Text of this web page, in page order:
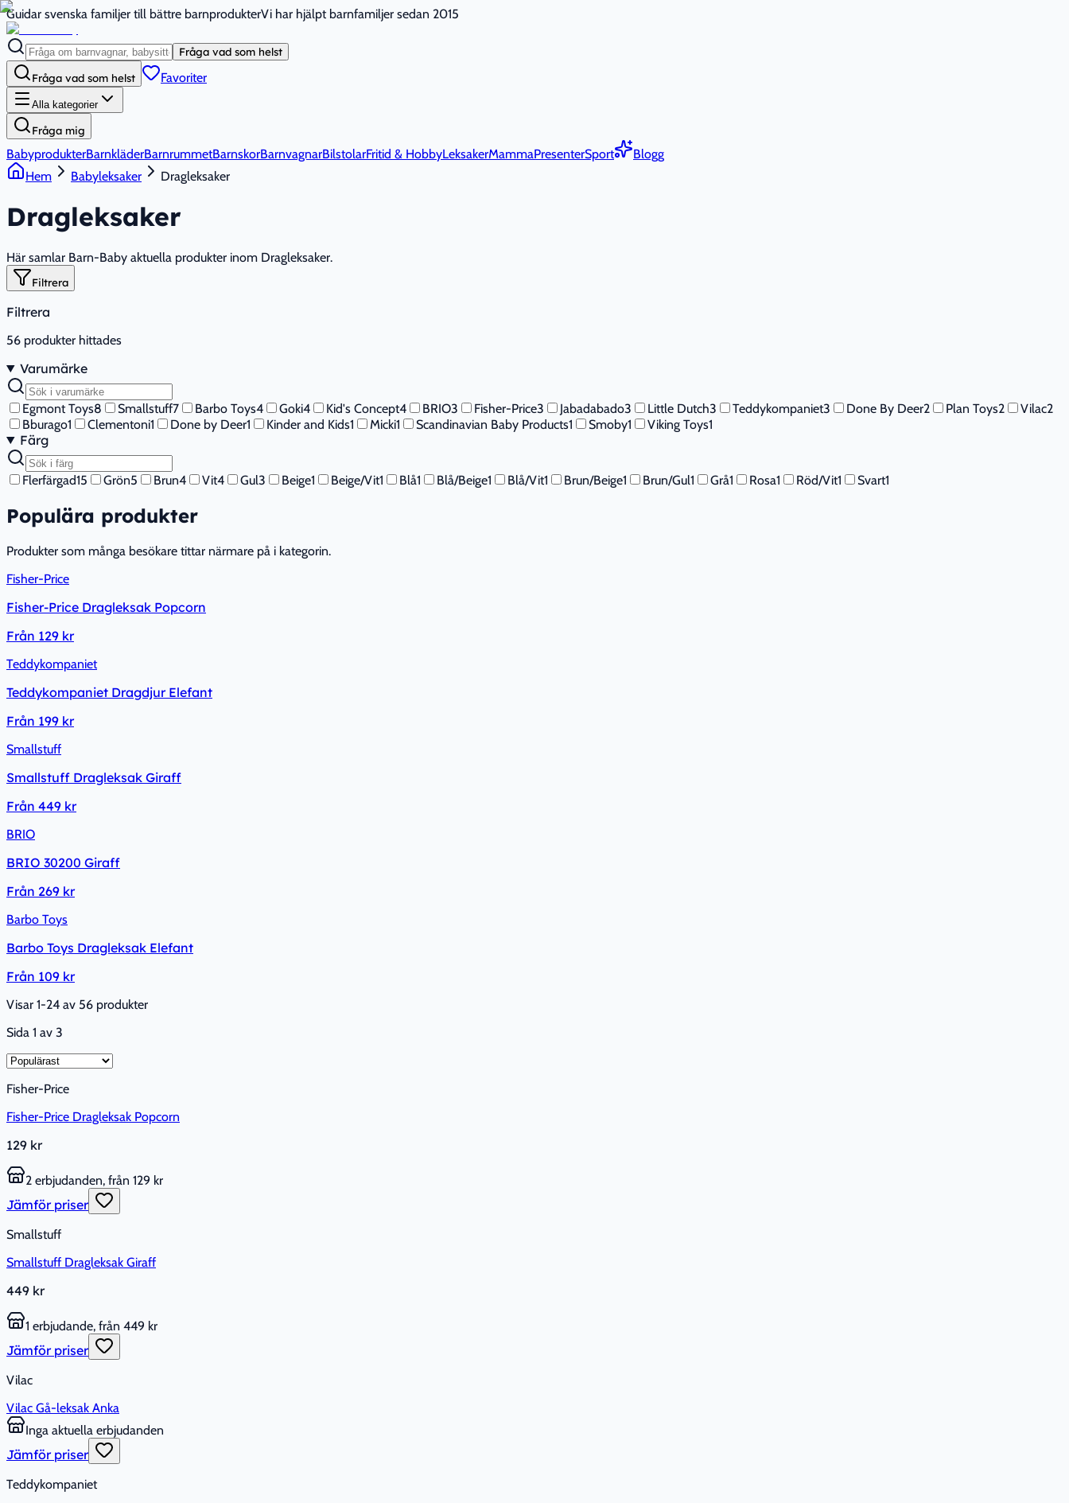
Guidar svenska familjer till bättre barnprodukterVi har hjälpt barnfamiljer sedan 2015
Fråga vad som helst
Fråga vad som helst Favoriter
Alla kategorier
Fråga mig
BabyprodukterBarnkläderBarnrummetBarnskorBarnvagnarBilstolarFritid & HobbyLeksakerMammaPresenterSport
Blogg
Hem
Babyleksaker Dragleksaker
Dragleksaker
Här samlar Barn-Baby aktuella produkter inom Dragleksaker.
Filtrera
Filtrera
56 produkter hittades
Varumärke
Egmont Toys8 Smallstuff7 Barbo Toys4 Goki4 Kid's Concept4 BRIO3 Fisher-Price3 Jabadabado3 Little Dutch3 Teddykompaniet3 Done By Deer2 Plan Toys2 Vilac2
Bburago1 Clementoni1 Done by Deer1 Kinder and Kids1 Micki1 Scandinavian Baby Products1 Smoby1 Viking Toys1
Färg
Flerfärgad15 Grön5 Brun4 Vit4 Gul3 Beige1 Beige/Vit1 Blå1 Blå/Beige1 Blå/Vit1 Brun/Beige1 Brun/Gul1 Grå1 Rosa1 Röd/Vit1 Svart1
Populära produkter
Produkter som många besökare tittar närmare på i kategorin.
Fisher-Price
Fisher-Price Dragleksak Popcorn
Från 129 kr
Teddykompaniet
Teddykompaniet Dragdjur Elefant
Från 199 kr
Smallstuff
Smallstuff Dragleksak Giraff
Från 449 kr
BRIO
BRIO 30200 Giraff
Från 269 kr
Barbo Toys
Barbo Toys Dragleksak Elefant
Från 109 kr
Visar 1-24 av 56 produkter
Sida 1 av 3
Fisher-Price
Fisher-Price Dragleksak Popcorn
129 kr
2 erbjudanden, från 129 kr
Jämför priser
Smallstuff
Smallstuff Dragleksak Giraff
449 kr
1 erbjudande, från 449 kr
Jämför priser
Vilac
Vilac Gå-leksak Anka
Inga aktuella erbjudanden
Jämför priser
Teddykompaniet